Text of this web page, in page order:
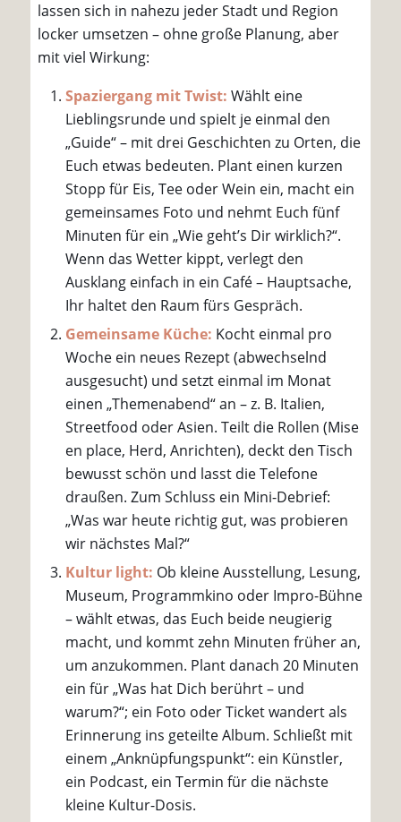
lassen sich in nahezu jeder Stadt und Region
locker umsetzen – ohne große Planung, aber
mit viel Wirkung:
Spaziergang mit Twist: Wählt eine
Lieblingsrunde und spielt je einmal den
„Guide“ – mit drei Geschichten zu Orten, die
Euch etwas bedeuten. Plant einen kurzen
Stopp für Eis, Tee oder Wein ein, macht ein
gemeinsames Foto und nehmt Euch fünf
Minuten für ein „Wie geht’s Dir wirklich?“.
Wenn das Wetter kippt, verlegt den
Ausklang einfach in ein Café – Hauptsache,
Ihr haltet den Raum fürs Gespräch.
Gemeinsame Küche: Kocht einmal pro
Woche ein neues Rezept (abwechselnd
ausgesucht) und setzt einmal im Monat
einen „Themenabend“ an – z. B. Italien,
Streetfood oder Asien. Teilt die Rollen (Mise
en place, Herd, Anrichten), deckt den Tisch
bewusst schön und lasst die Telefone
draußen. Zum Schluss ein Mini-Debrief:
„Was war heute richtig gut, was probieren
wir nächstes Mal?“
Kultur light: Ob kleine Ausstellung, Lesung,
Museum, Programmkino oder Impro-Bühne
– wählt etwas, das Euch beide neugierig
macht, und kommt zehn Minuten früher an,
um anzukommen. Plant danach 20 Minuten
ein für „Was hat Dich berührt – und
warum?“; ein Foto oder Ticket wandert als
Erinnerung ins geteilte Album. Schließt mit
einem „Anknüpfungspunkt“: ein Künstler,
ein Podcast, ein Termin für die nächste
kleine Kultur-Dosis.